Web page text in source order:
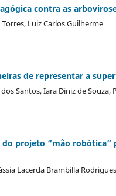
contra as
Luiz Carlos Guilherme
de representar a
Santos, Iara Diniz de Souza,
do projeto “mão
Lacerda Brambilla Rodrigues